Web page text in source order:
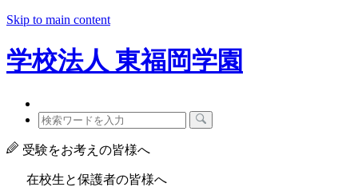
Skip to main content
学校法人 東福岡学園
受験をお考えの皆様へ
在校生と保護者の皆様へ